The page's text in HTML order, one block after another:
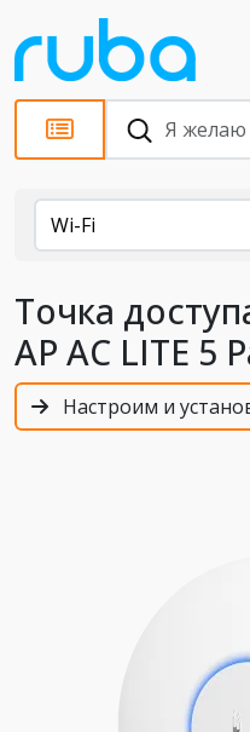
Каталог
Wi-Fi
Точка
AP AC LITE 5
Настроим и